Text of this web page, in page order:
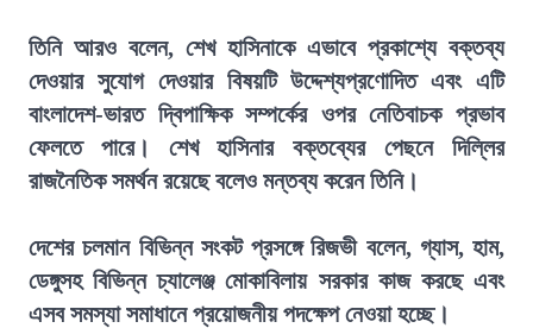
তিনি আরও বলেন, শেখ হাসিনাকে এভাবে প্রকাশ্যে বক্তব্য
দেওয়ার সুযোগ দেওয়ার বিষয়টি উদ্দেশ্যপ্রণোদিত এবং এটি
বাংলাদেশ-ভারত দ্বিপাক্ষিক সম্পর্কের ওপর নেতিবাচক প্রভাব
ফেলতে পারে। শেখ হাসিনার বক্তব্যের পেছনে দিল্লির
রাজনৈতিক সমর্থন রয়েছে বলেও মন্তব্য করেন তিনি।
দেশের চলমান বিভিন্ন সংকট প্রসঙ্গে রিজভী বলেন, গ্যাস, হাম,
ডেঙ্গুসহ বিভিন্ন চ্যালেঞ্জ মোকাবিলায় সরকার কাজ করছে এবং
এসব সমস্যা সমাধানে প্রয়োজনীয় পদক্ষেপ নেওয়া হচ্ছে।